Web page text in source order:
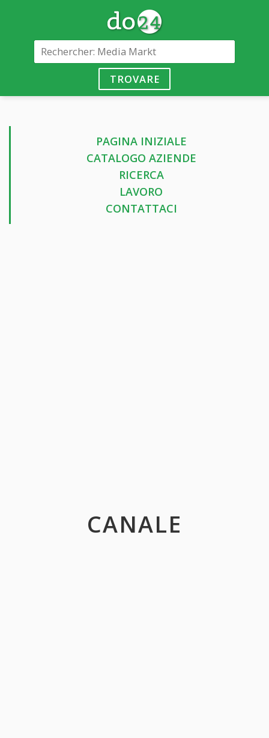
TROVARE
PAGINA INIZIALE
CATALOGO AZIENDE
RICERCA
LAVORO
CONTATTACI
CANALE